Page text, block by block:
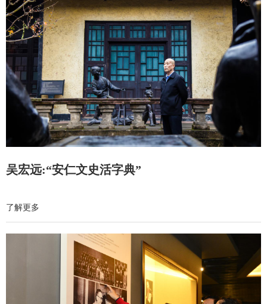
吴宏远:“安仁文史活字典”
了解更多